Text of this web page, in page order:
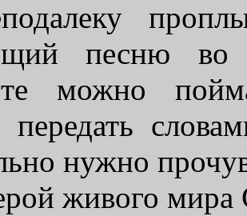
песню
можно
нужно
живого мира